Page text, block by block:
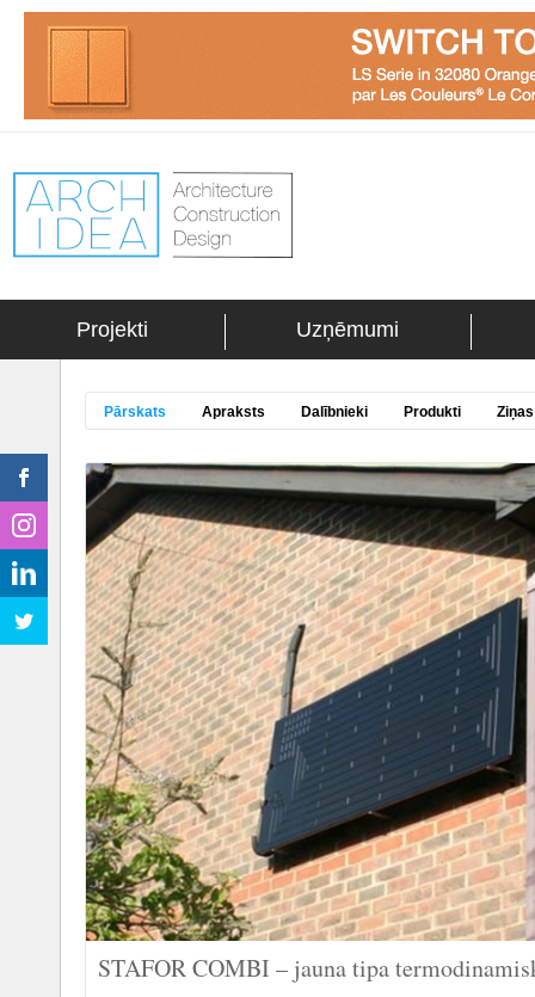
Projekti Uzņēmumi
Pārskats Apraksts Dalībnieki Produkti Ziņas
STAFOR COMBI – jauna tipa